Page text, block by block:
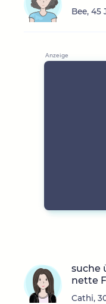
Bee, 45
suche
nette
Cathi,